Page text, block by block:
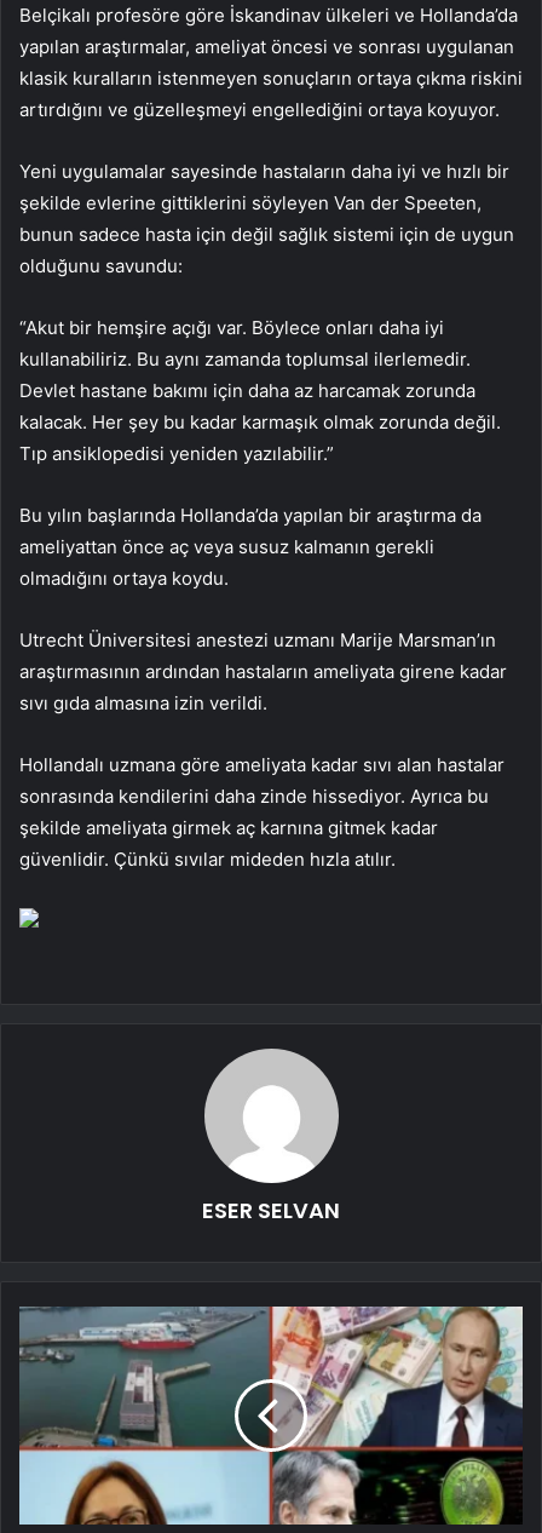
Belçikalı profesöre göre İskandinav ülkeleri ve Hollanda’da
yapılan araştırmalar, ameliyat öncesi ve sonrası uygulanan
klasik kuralların istenmeyen sonuçların ortaya çıkma riskini
artırdığını ve güzelleşmeyi engellediğini ortaya koyuyor.
Yeni uygulamalar sayesinde hastaların daha iyi ve hızlı bir
şekilde evlerine gittiklerini söyleyen Van der Speeten,
bunun sadece hasta için değil sağlık sistemi için de uygun
olduğunu savundu:
“Akut bir hemşire açığı var. Böylece onları daha iyi
kullanabiliriz. Bu aynı zamanda toplumsal ilerlemedir.
Devlet hastane bakımı için daha az harcamak zorunda
kalacak. Her şey bu kadar karmaşık olmak zorunda değil.
Tıp ansiklopedisi yeniden yazılabilir.”
Bu yılın başlarında Hollanda’da yapılan bir araştırma da
ameliyattan önce aç veya susuz kalmanın gerekli
olmadığını ortaya koydu.
Utrecht Üniversitesi anestezi uzmanı Marije Marsman’ın
araştırmasının ardından hastaların ameliyata girene kadar
sıvı gıda almasına izin verildi.
Hollandalı uzmana göre ameliyata kadar sıvı alan hastalar
sonrasında kendilerini daha zinde hissediyor. Ayrıca bu
şekilde ameliyata girmek aç karnına gitmek kadar
güvenlidir. Çünkü sıvılar mideden hızla atılır.
ESER SELVAN